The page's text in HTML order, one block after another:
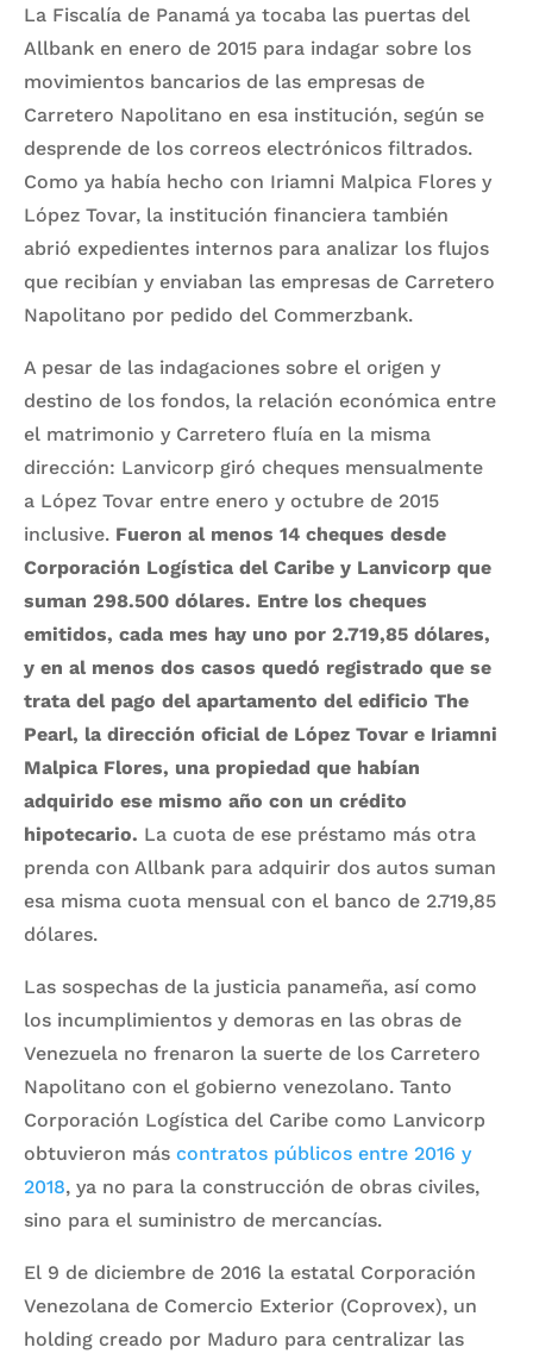
La Fiscalía de Panamá ya tocaba las puertas del
Allbank en enero de 2015 para indagar sobre los
movimientos bancarios de las empresas de
Carretero Napolitano en esa institución, según se
desprende de los correos electrónicos filtrados.
Como ya había hecho con Iriamni Malpica Flores y
López Tovar, la institución financiera también
abrió expedientes internos para analizar los flujos
que recibían y enviaban las empresas de Carretero
Napolitano por pedido del Commerzbank.
A pesar de las indagaciones sobre el origen y
destino de los fondos, la relación económica entre
el matrimonio y Carretero fluía en la misma
dirección: Lanvicorp giró cheques mensualmente
a López Tovar entre enero y octubre de 2015
inclusive. Fueron al menos 14 cheques desde
Corporación Logística del Caribe y Lanvicorp que
suman 298.500 dólares. Entre los cheques
emitidos, cada mes hay uno por 2.719,85 dólares,
y en al menos dos casos quedó registrado que se
trata del pago del apartamento del edificio The
Pearl, la dirección oficial de López Tovar e Iriamni
Malpica Flores, una propiedad que habían
adquirido ese mismo año con un crédito
hipotecario. La cuota de ese préstamo más otra
prenda con Allbank para adquirir dos autos suman
esa misma cuota mensual con el banco de 2.719,85
dólares.
Las sospechas de la justicia panameña, así como
los incumplimientos y demoras en las obras de
Venezuela no frenaron la suerte de los Carretero
Napolitano con el gobierno venezolano. Tanto
Corporación Logística del Caribe como Lanvicorp
obtuvieron más contratos públicos entre 2016 y
2018, ya no para la construcción de obras civiles,
sino para el suministro de mercancías.
El 9 de diciembre de 2016 la estatal Corporación
Venezolana de Comercio Exterior (Coprovex), un
holding creado por Maduro para centralizar las